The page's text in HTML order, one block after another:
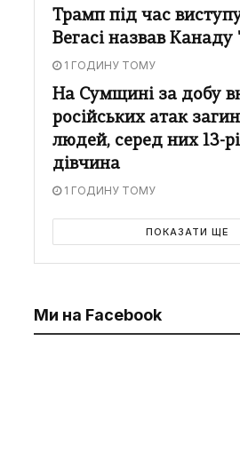
Трамп під час
Вегасі назвав
1 ГОДИНУ ТОМУ
На Сумщині за добу
російських атак
людей, серед них 13-
дівчина
1 ГОДИНУ ТОМУ
ПОКАЗАТИ ЩЕ
Ми на Facebook